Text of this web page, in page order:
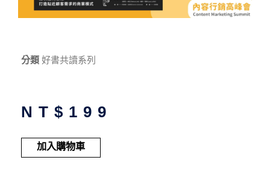
分類 好書共讀系列
NT$ 199
加入購物車